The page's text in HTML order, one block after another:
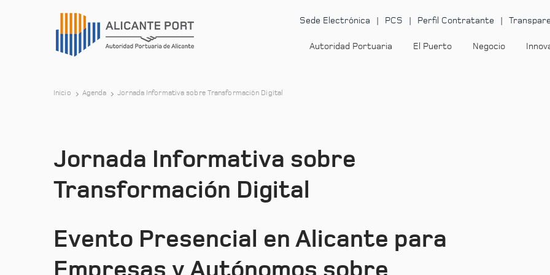
Sede Electrónica PCS Perfil Contratante
Autoridad Portuaria El Puerto Negocio
Inicio Agenda Jornada Informativa sobre Transformación Digital
Jornada Informativa sobre
Transformación Digital
Evento Presencial en Alicante para